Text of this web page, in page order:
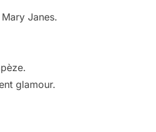
Janes.
glamour.